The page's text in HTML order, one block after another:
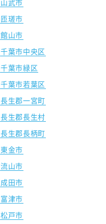
匝瑳市
館山市
千葉市中央区
千葉市緑区
千葉市若葉区
長生郡一宮町
長生郡長生村
長生郡長柄町
東金市
流山市
成田市
富津市
松戸市